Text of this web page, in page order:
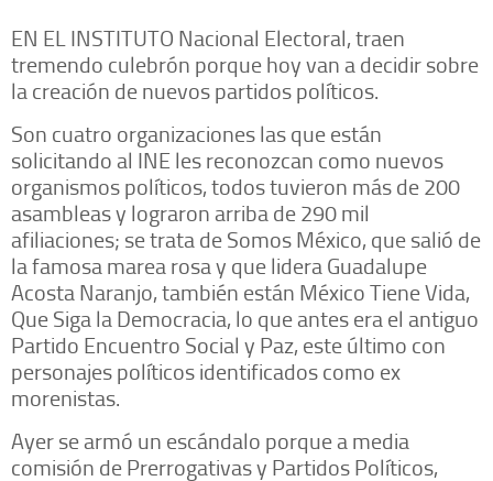
EN EL INSTITUTO Nacional Electoral, traen
tremendo culebrón porque hoy van a decidir sobre
la creación de nuevos partidos políticos.
Son cuatro organizaciones las que están
solicitando al INE les reconozcan como nuevos
organismos políticos, todos tuvieron más de 200
asambleas y lograron arriba de 290 mil
afiliaciones; se trata de Somos México, que salió de
la famosa marea rosa y que lidera Guadalupe
Acosta Naranjo, también están México Tiene Vida,
Que Siga la Democracia, lo que antes era el antiguo
Partido Encuentro Social y Paz, este último con
personajes políticos identificados como ex
morenistas.
Ayer se armó un escándalo porque a media
comisión de Prerrogativas y Partidos Políticos,